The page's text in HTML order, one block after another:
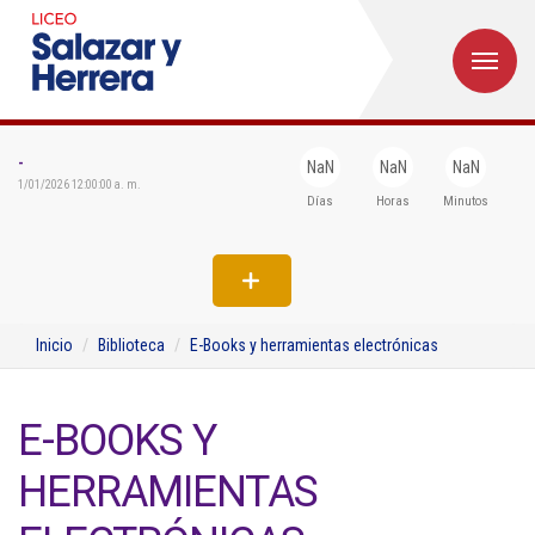
-
1/01/2026 12:00:00 a. m.
NaN
Días
NaN
Horas
NaN
Minutos
Inicio Biblioteca E-Books y herramientas electrónicas
E-BOOKS Y
HERRAMIENTAS
Formación
Departamentos
Extensión
Bienestar
Biblioteca